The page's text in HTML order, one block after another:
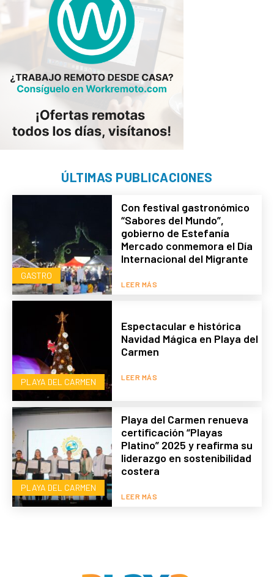
ÚLTIMAS PUBLICACIONES
GASTRO
Con festival gastronómico
“Sabores del Mundo”,
gobierno de Estefanía
Mercado conmemora el Día
Internacional del Migrante
LEER MÁS
PLAYA DEL CARMEN
Espectacular e histórica
Navidad Mágica en Playa del
Carmen
LEER MÁS
PLAYA DEL CARMEN
Playa del Carmen renueva
certificación “Playas
Platino” 2025 y reafirma su
liderazgo en sostenibilidad
costera
LEER MÁS